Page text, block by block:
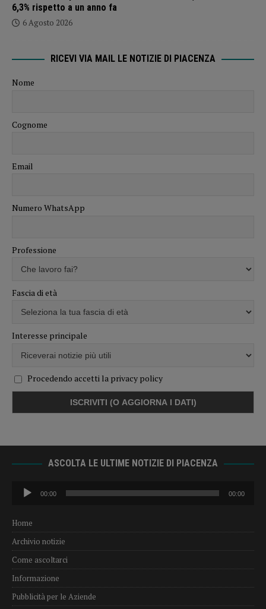
6,3% rispetto a un anno fa
6 Agosto 2026
RICEVI VIA MAIL LE NOTIZIE DI PIACENZA
Nome
Cognome
Email
Numero WhatsApp
Professione
Fascia di età
Interesse principale
Procedendo accetti la privacy policy
ASCOLTA LE ULTIME NOTIZIE DI PIACENZA
Audio
Player
00:00 00:00
Home
Archivio notizie
Come ascoltarci
Informazione
Pubblicità per le Aziende